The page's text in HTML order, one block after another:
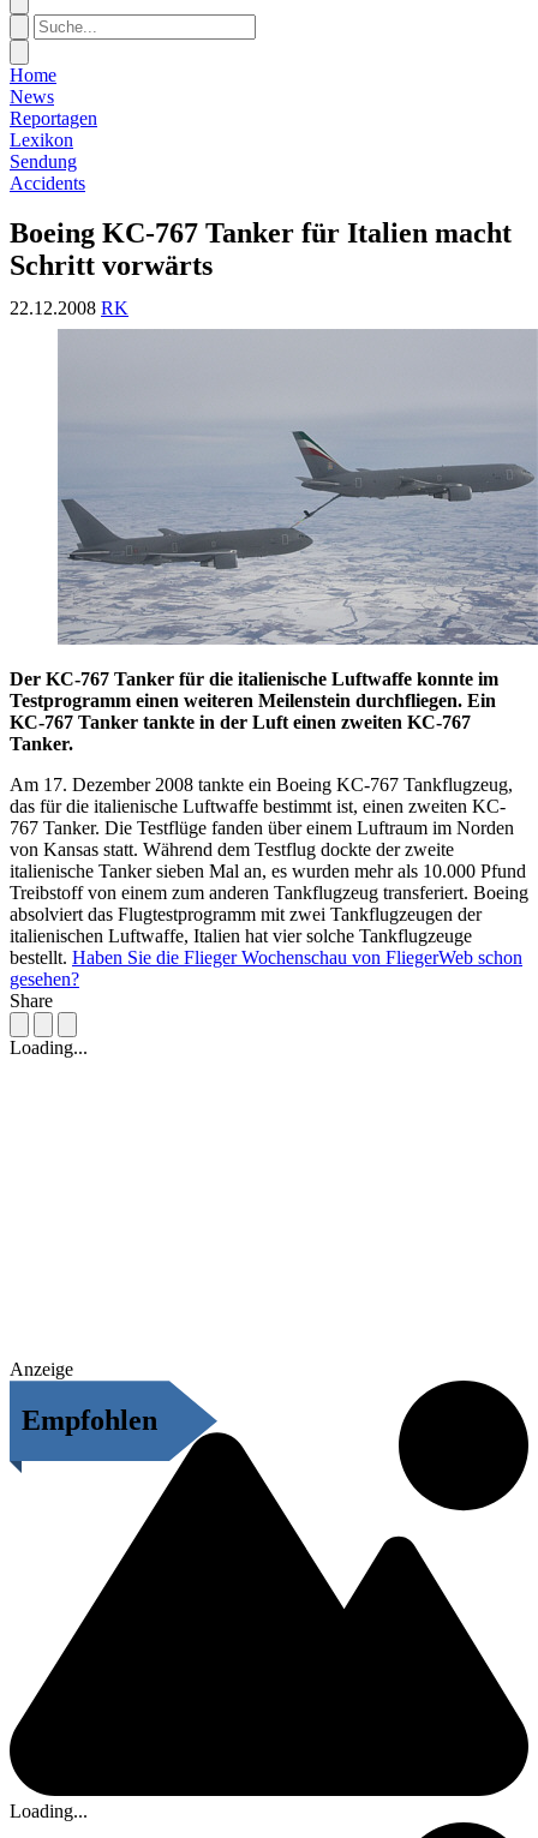
Home
News
Reportagen
Lexikon
Sendung
Accidents
Boeing KC-767 Tanker für Italien macht
Schritt vorwärts
22.12.2008 RK
Der KC-767 Tanker für die italienische Luftwaffe konnte im
Testprogramm einen weiteren Meilenstein durchfliegen. Ein
KC-767 Tanker tankte in der Luft einen zweiten KC-767
Tanker.
Am 17. Dezember 2008 tankte ein Boeing KC-767 Tankflugzeug,
das für die italienische Luftwaffe bestimmt ist, einen zweiten KC-
767 Tanker. Die Testflüge fanden über einem Luftraum im Norden
von Kansas statt. Während dem Testflug dockte der zweite
italienische Tanker sieben Mal an, es wurden mehr als 10.000 Pfund
Treibstoff von einem zum anderen Tankflugzeug transferiert. Boeing
absolviert das Flugtestprogramm mit zwei Tankflugzeugen der
italienischen Luftwaffe, Italien hat vier solche Tankflugzeuge
bestellt. Haben Sie die Flieger Wochenschau von FliegerWeb schon
gesehen?
Share
Loading...
Anzeige
Empfohlen
Loading...